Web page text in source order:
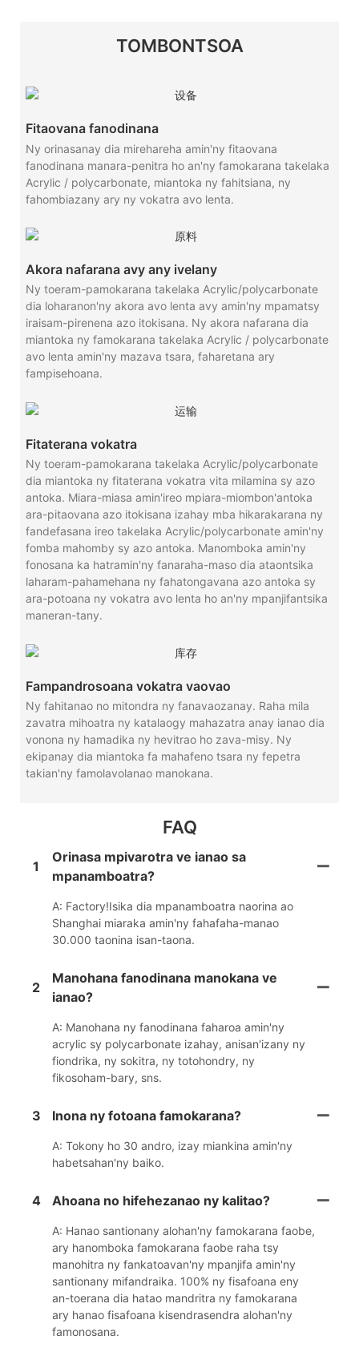
TOMBONTSOA
Fitaovana fanodinana
Ny orinasanay dia mirehareha amin'ny fitaovana
fanodinana manara-penitra ho an'ny famokarana takelaka
Acrylic / polycarbonate, miantoka ny fahitsiana, ny
fahombiazany ary ny vokatra avo lenta.
Akora nafarana avy any ivelany
Ny toeram-pamokarana takelaka Acrylic/polycarbonate
dia loharanon'ny akora avo lenta avy amin'ny mpamatsy
iraisam-pirenena azo itokisana. Ny akora nafarana dia
miantoka ny famokarana takelaka Acrylic / polycarbonate
avo lenta amin'ny mazava tsara, faharetana ary
fampisehoana.
Fitaterana vokatra
Ny toeram-pamokarana takelaka Acrylic/polycarbonate
dia miantoka ny fitaterana vokatra vita milamina sy azo
antoka. Miara-miasa amin'ireo mpiara-miombon'antoka
ara-pitaovana azo itokisana izahay mba hikarakarana ny
fandefasana ireo takelaka Acrylic/polycarbonate amin'ny
fomba mahomby sy azo antoka. Manomboka amin'ny
fonosana ka hatramin'ny fanaraha-maso dia ataontsika
laharam-pahamehana ny fahatongavana azo antoka sy
ara-potoana ny vokatra avo lenta ho an'ny mpanjifantsika
maneran-tany.
Fampandrosoana vokatra vaovao
Ny fahitanao no mitondra ny fanavaozanay. Raha mila
zavatra mihoatra ny katalaogy mahazatra anay ianao dia
vonona ny hamadika ny hevitrao ho zava-misy. Ny
ekipanay dia miantoka fa mahafeno tsara ny fepetra
takian'ny famolavolanao manokana.
FAQ
1
Orinasa mpivarotra ve ianao sa
mpanamboatra?
A: Factory!Isika dia mpanamboatra naorina ao
Shanghai miaraka amin'ny fahafaha-manao
30.000 taonina isan-taona.
2
Manohana fanodinana manokana ve
ianao?
A: Manohana ny fanodinana faharoa amin'ny
acrylic sy polycarbonate izahay, anisan'izany ny
fiondrika, ny sokitra, ny totohondry, ny
fikosoham-bary, sns.
3 Inona ny fotoana famokarana?
A: Tokony ho 30 andro, izay miankina amin'ny
habetsahan'ny baiko.
4 Ahoana no hifehezanao ny kalitao?
A: Hanao santionany alohan'ny famokarana faobe,
ary hanomboka famokarana faobe raha tsy
manohitra ny fankatoavan'ny mpanjifa amin'ny
santionany mifandraika. 100% ny fisafoana eny
an-toerana dia hatao mandritra ny famokarana
ary hanao fisafoana kisendrasendra alohan'ny
famonosana.